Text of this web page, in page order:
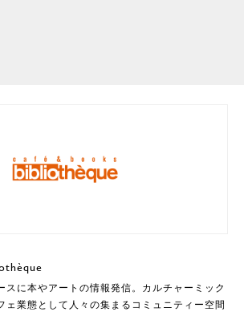
スに本やアートの情報発信。カルチャーミック
ェ業態として人々の集まるコミュニティー空間